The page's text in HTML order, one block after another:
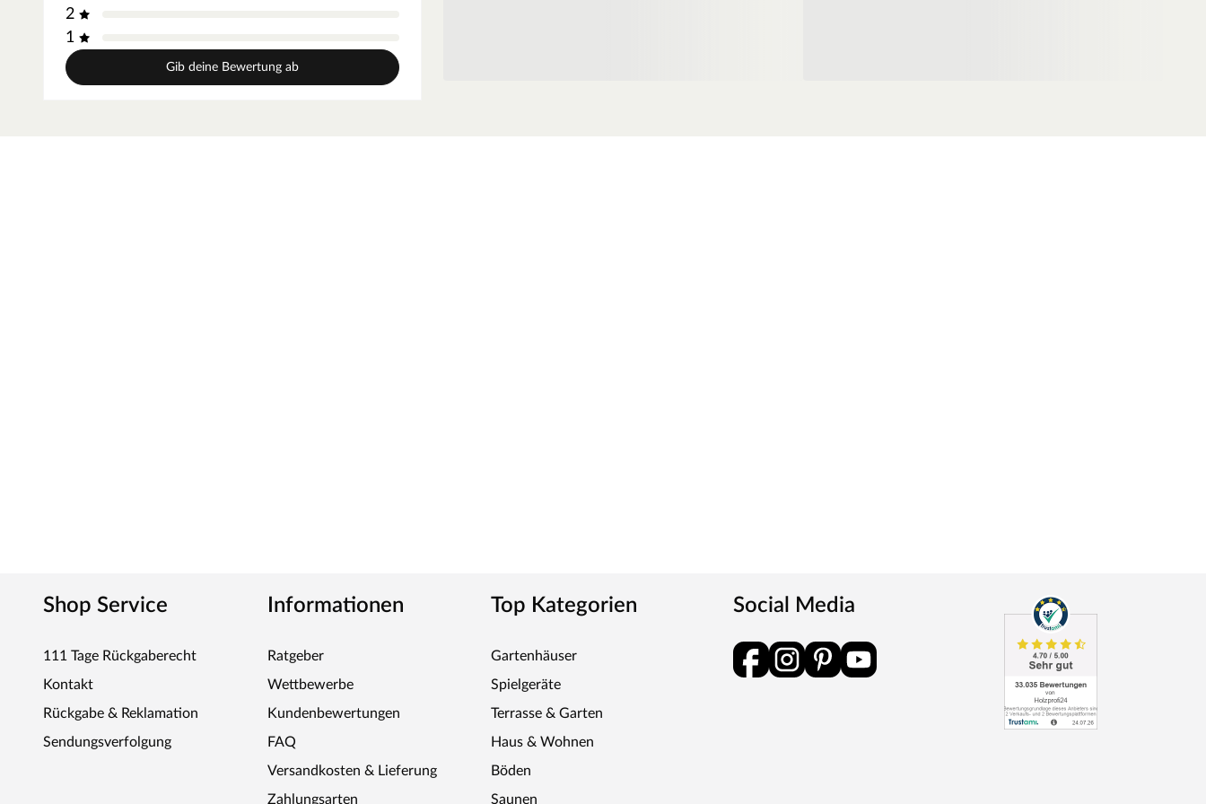
2
1
Gib deine Bewertung ab
Shop Service
111 Tage Rückgaberecht
Kontakt
Rückgabe & Reklamation
Sendungsverfolgung
Informationen
Ratgeber
Wettbewerbe
Kundenbewertungen
FAQ
Versandkosten & Lieferung
Zahlungsarten
Top Kategorien
Gartenhäuser
Spielgeräte
Terrasse & Garten
Haus & Wohnen
Böden
Saunen
Social Media